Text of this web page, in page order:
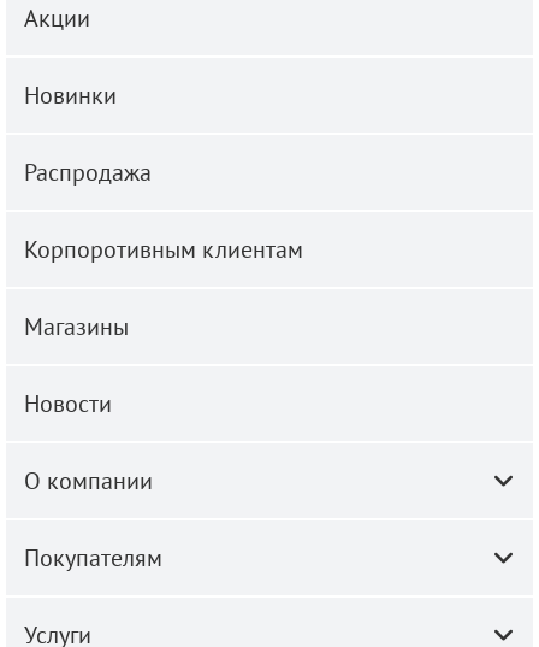
Акции
Новинки
Распродажа
Корпоротивным клиентам
Магазины
Новости
О компании
Покупателям
Услуги